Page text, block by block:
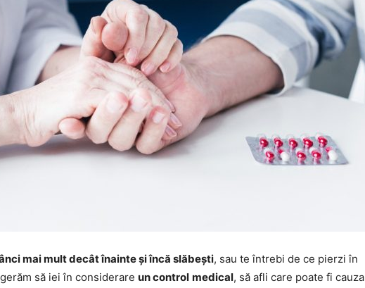
mai mult decât înainte și încă slăbești, sau te întrebi de ce pierzi în
să iei în considerare un control medical, să afli care poate fi cauza